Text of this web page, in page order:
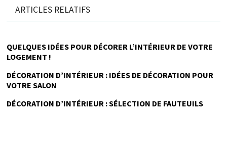
ARTICLES RELATIFS
QUELQUES IDÉES POUR DÉCORER L’INTÉRIEUR DE VOTRE
LOGEMENT !
DÉCORATION D’INTÉRIEUR : IDÉES DE DÉCORATION POUR
VOTRE SALON
DÉCORATION D’INTÉRIEUR : SÉLECTION DE FAUTEUILS